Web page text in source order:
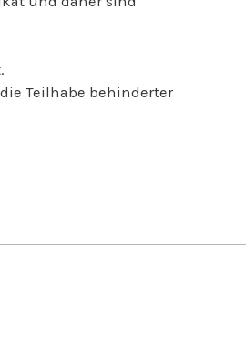
Teilhabe behinderter